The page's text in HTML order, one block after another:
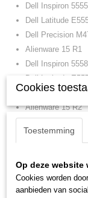
Dell Inspiron 5555
Dell Latitude
Dell Precision
Alienware 15 R1
Dell Inspiron 5558
Dell Latitude
Dell Precision
Alienware 15 R2
Dell Inspiron 5755
Dell Latitude
Alienware 17 R2
Dell Inspiron 7558
Dell Latitude
Cookies
Toestemming
Op deze
Cookies worden
aanbieden van